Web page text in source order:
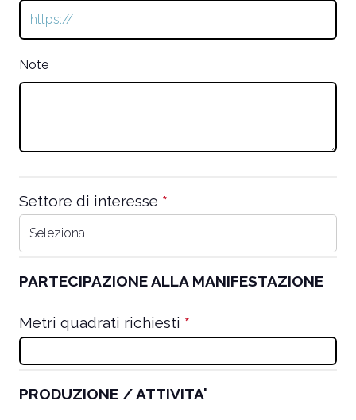
required.
Note
Settore di interesse *
question
PARTECIPAZIONE ALLA MANIFESTAZIONE
Metri quadrati richiesti *
question
is
required.
a
PRODUZIONE / ATTIVITA'